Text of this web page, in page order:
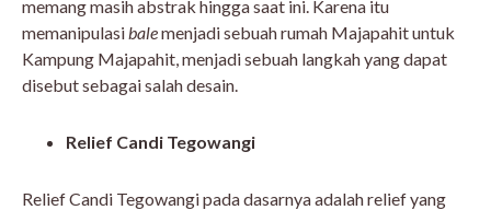
memang masih abstrak hingga saat ini. Karena itu
memanipulasi balemenjadi sebuah rumah Majapahit untuk
Kampung Majapahit, menjadi sebuah langkah yang dapat
disebut sebagai salah desain.
Relief Candi Tegowangi
Relief Candi Tegowangi pada dasarnya adalah relief yang